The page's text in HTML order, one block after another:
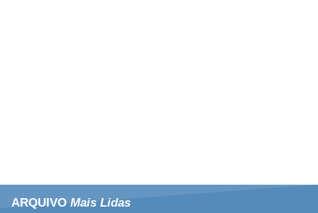
ARQUIVO Mais Lidas